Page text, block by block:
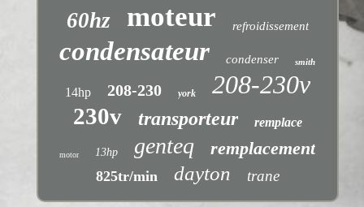
60hz moteur refroidissement
condensateur condenser smith
14hp 208-230 york 208-230v
230v transporteur remplace
motor 13hp genteq remplacement
825tr/min dayton trane